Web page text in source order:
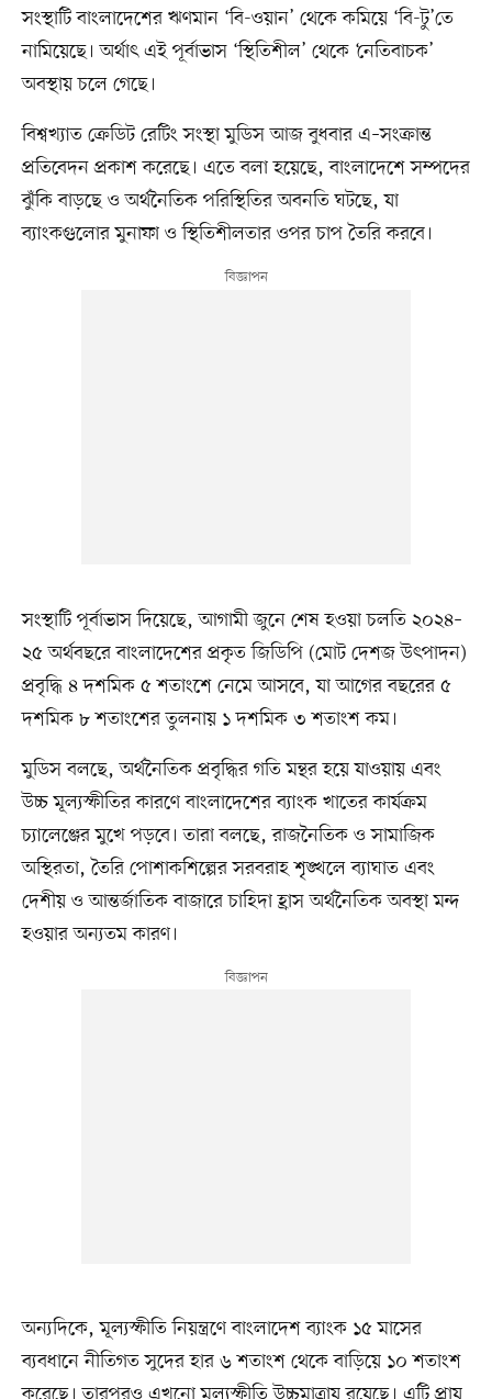
সংস্থাটি বাংলাদেশের ঋণমান ‘বি-ওয়ান’ থেকে কমিয়ে ‘বি-টু’তে
নামিয়েছে। অর্থাৎ এই পূর্বাভাস ‘স্থিতিশীল’ থেকে ‘নেতিবাচক’
অবস্থায় চলে গেছে।
বিশ্বখ্যাত ক্রেডিট রেটিং সংস্থা মুডিস আজ বুধবার এ–সংক্রান্ত
প্রতিবেদন প্রকাশ করেছে। এতে বলা হয়েছে, বাংলাদেশে সম্পদের
ঝুঁকি বাড়ছে ও অর্থনৈতিক পরিস্থিতির অবনতি ঘটছে, যা
ব্যাংকগুলোর মুনাফা ও স্থিতিশীলতার ওপর চাপ তৈরি করবে।
সংস্থাটি পূর্বাভাস দিয়েছে, আগামী জুনে শেষ হওয়া চলতি ২০২৪–
২৫ অর্থবছরে বাংলাদেশের প্রকৃত জিডিপি (মোট দেশজ উৎপাদন)
প্রবৃদ্ধি ৪ দশমিক ৫ শতাংশে নেমে আসবে, যা আগের বছরের ৫
দশমিক ৮ শতাংশের তুলনায় ১ দশমিক ৩ শতাংশ কম।
মুডিস বলছে, অর্থনৈতিক প্রবৃদ্ধির গতি মন্থর হয়ে যাওয়ায় এবং
উচ্চ মূল্যস্ফীতির কারণে বাংলাদেশের ব্যাংক খাতের কার্যক্রম
চ্যালেঞ্জের মুখে পড়বে। তারা বলছে, রাজনৈতিক ও সামাজিক
অস্থিরতা, তৈরি পোশাকশিল্পের সরবরাহ শৃঙ্খলে ব্যাঘাত এবং
দেশীয় ও আন্তর্জাতিক বাজারে চাহিদা হ্রাস অর্থনৈতিক অবস্থা মন্দ
হওয়ার অন্যতম কারণ।
অন্যদিকে, মূল্যস্ফীতি নিয়ন্ত্রণে বাংলাদেশ ব্যাংক ১৫ মাসের
ব্যবধানে নীতিগত সুদের হার ৬ শতাংশ থেকে বাড়িয়ে ১০ শতাংশ